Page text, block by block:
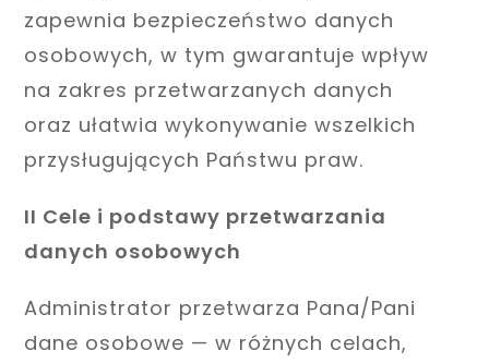
zapewnia bezpieczeństwo danych
osobowych, w tym gwarantuje wpływ
na zakres przetwarzanych danych
oraz ułatwia wykonywanie wszelkich
przysługujących Państwu praw.
II Cele i podstawy przetwarzania
danych osobowych
Administrator przetwarza Pana/Pani
dane osobowe — w różnych celach,